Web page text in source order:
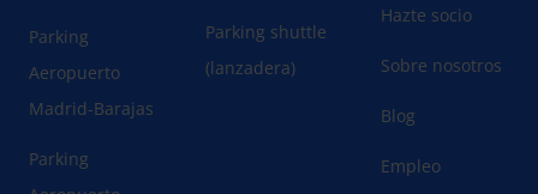
Parking
Aeropuerto
Madrid-Barajas
Parking
Parking shuttle
(lanzadera)
Hazte socio
Sobre nosotros
Blog
Empleo